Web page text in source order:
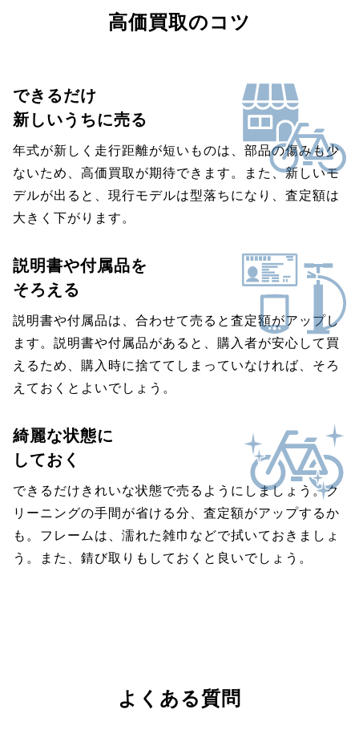
高価買取のコツ
できるだけ
新しいうちに売る
年式が新しく走行距離が短いものは、部品の傷みも少
ないため、高価買取が期待できます。また、新しいモ
デルが出ると、現行モデルは型落ちになり、査定額は
大きく下がります。
説明書や付属品を
そろえる
説明書や付属品は、合わせて売ると査定額がアップし
ます。説明書や付属品があると、購入者が安心して買
えるため、購入時に捨ててしまっていなければ、そろ
えておくとよいでしょう。
綺麗な状態に
しておく
できるだけきれいな状態で売るようにしましょう。ク
リーニングの手間が省ける分、査定額がアップするか
も。フレームは、濡れた雑巾などで拭いておきましょ
う。また、錆び取りもしておくと良いでしょう。
よくある質問